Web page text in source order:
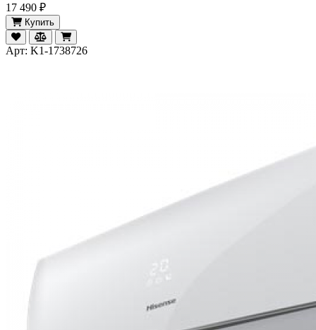
17 490 ₽
Купить
Арт: K1-1738726